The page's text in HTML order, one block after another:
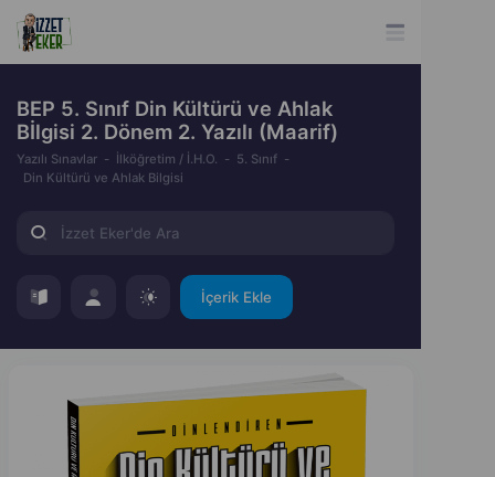
BEP 5. Sınıf Din Kültürü ve Ahlak
Bİlgisi 2. Dönem 2. Yazılı (Maarif)
Yazılı Sınavlar İlköğretim / İ.H.O.
5. Sınıf
Din Kültürü ve Ahlak Bilgisi
İçerik Ekle